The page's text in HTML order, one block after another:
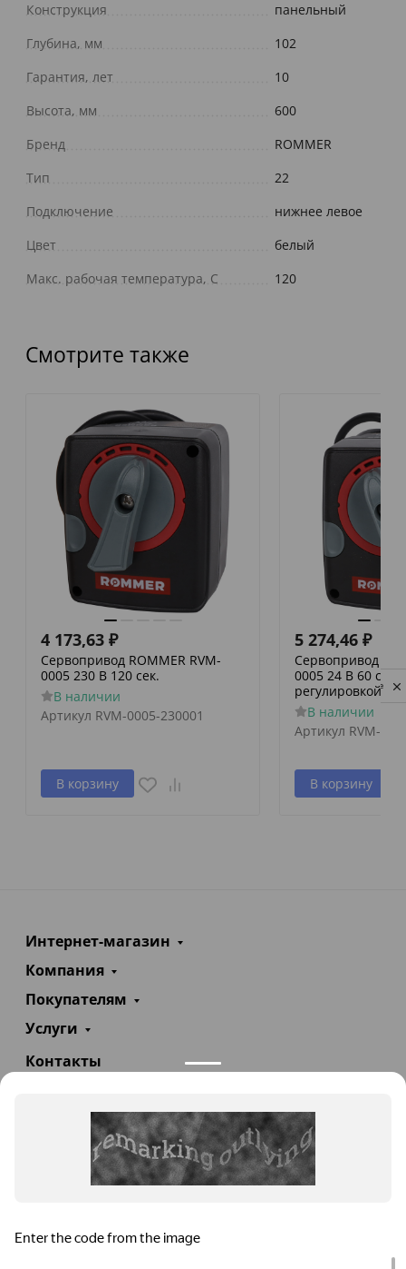
Конструкция
панельный
Глубина, мм
102
Гарантия, лет
10
Высота, мм
600
Бренд
ROMMER
Тип
22
Подключение
нижнее левое
Цвет
белый
Макс. рабочая температура, С
120
Смотрите также
4 173,63 ₽
Сервопривод ROMMER RVM-
0005 230 В 120 сек.
В наличии
Артикул RVM-0005-230001
В корзину
5 274,46 ₽
Сервопривод
0005 24 В 60
регулировкой по
В наличии
Артикул RVM-
В корзину
Интернет-магазин
Компания
Покупателям
Услуги
Контакты
info@teploexpert.com
Пн—Сб 09:00 – 18:00
TeploExpert.com © 2008 - 2026 Оборудование для
Privacy notice